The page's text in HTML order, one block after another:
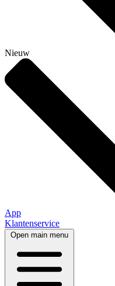
Nieuw
App
Klantenservice
Open main menu